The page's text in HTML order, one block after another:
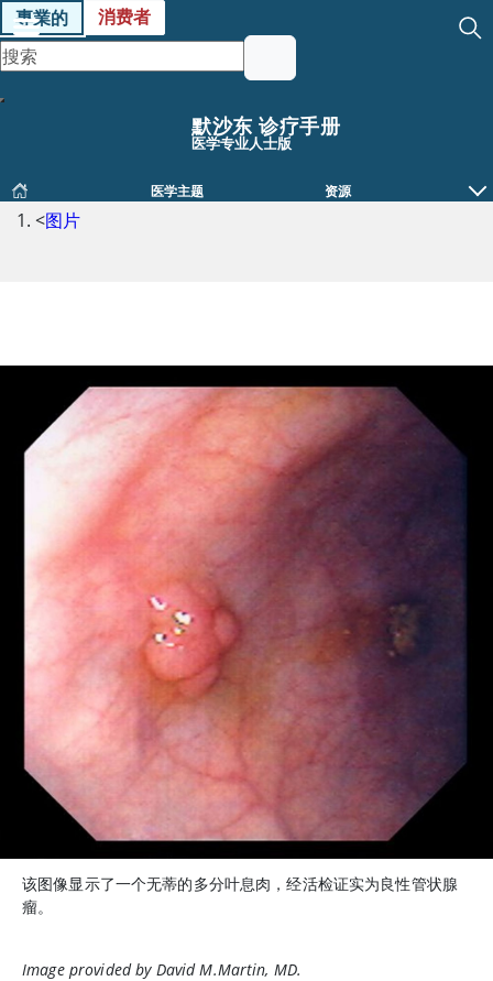
專業的 消费者
默沙东 诊疗手册
医学专业人士版
医学主题 资源
<图片
该图像显示了一个无蒂的多分叶息肉，经活检证实为良性管状腺
瘤。
Image provided by David M.Martin, MD.